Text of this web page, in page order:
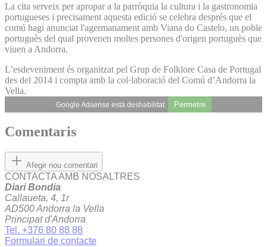
La cita serveix per apropar a la parròquia la cultura i la gastronomia
portugueses i precisament aquesta edició se celebra després que el
comú hagi anunciat l'agermanament amb Viana do Castelo, un poble
portuguès del qual provenen moltes persones d'origen portuguès que
viuen a Andorra.
L’esdeveniment és organitzat pel Grup de Folklore Casa de Portugal
des del 2014 i compta amb la col·laboració del Comú d’Andorra la
Vella.
Google Adsense està deshabilitat. Permetre
Comentaris
Afegir nou comentari
CONTACTA AMB NOSALTRES
Diari Bondia
Callaueta, 4, 1r
AD500 Andorra la Vella
Principat d'Andorra
Tel. +376 80 88 88
Formulari de contacte